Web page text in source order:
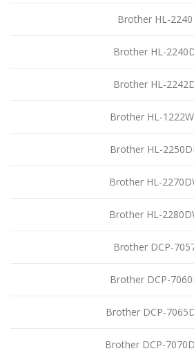
Brother HL-2240
Brother HL-
Brother HL-
Brother HL-
Brother HL-
Brother HL-
Brother HL-
Brother DCP-
Brother DCP-
Brother DCP-
Brother DCP-